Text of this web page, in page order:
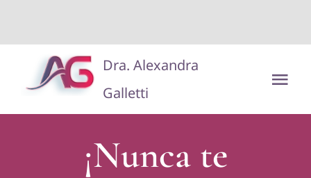
contenido
Dra. Alexandra
Galletti
¡Nunca te